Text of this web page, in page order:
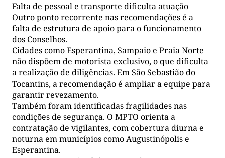
Falta de pessoal e transporte dificulta atuação
Outro ponto recorrente nas recomendações é a
falta de estrutura de apoio para o funcionamento
dos Conselhos.
Cidades como Esperantina, Sampaio e Praia Norte
não dispõem de motorista exclusivo, o que dificulta
a realização de diligências. Em São Sebastião do
Tocantins, a recomendação é ampliar a equipe para
garantir revezamento.
Também foram identificadas fragilidades nas
condições de segurança. O MPTO orienta a
contratação de vigilantes, com cobertura diurna e
noturna em municípios como Augustinópolis e
Esperantina.